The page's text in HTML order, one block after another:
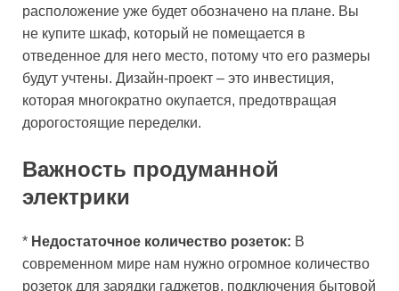
расположение уже будет обозначено на плане. Вы
не купите шкаф, который не помещается в
отведенное для него место, потому что его размеры
будут учтены. Дизайн-проект – это инвестиция,
которая многократно окупается, предотвращая
дорогостоящие переделки.
Важность продуманной
электрики
* Недостаточное количество розеток: В
современном мире нам нужно огромное количество
розеток для зарядки гаджетов, подключения бытовой